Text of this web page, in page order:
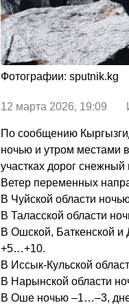
Фотографии: sputnik.kg
12 марта 2026, 19:09
По сообщению
ночью и утром местами
участках дорог снежный
Ветер переменных
В Чуйской области
В Таласской области
В Ошской, Баткенской
+5…+10.
В Иссык-Кульской
В Нарынской области
В Оше ночью –1…–3,